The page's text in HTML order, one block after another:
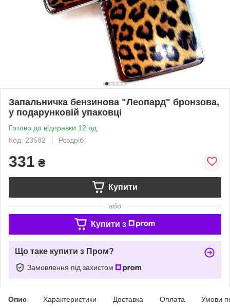
Запальничка бензинова "Леопард" бронзова,
у подарунковій упаковці
Готово до відправки 12 од.
Код: 23582
Роздріб
331 ₴
Купити
або
Купити з
Що таке купити з Пром?
Замовлення під захистом
Опис Характеристики Доставка Оплата Умови